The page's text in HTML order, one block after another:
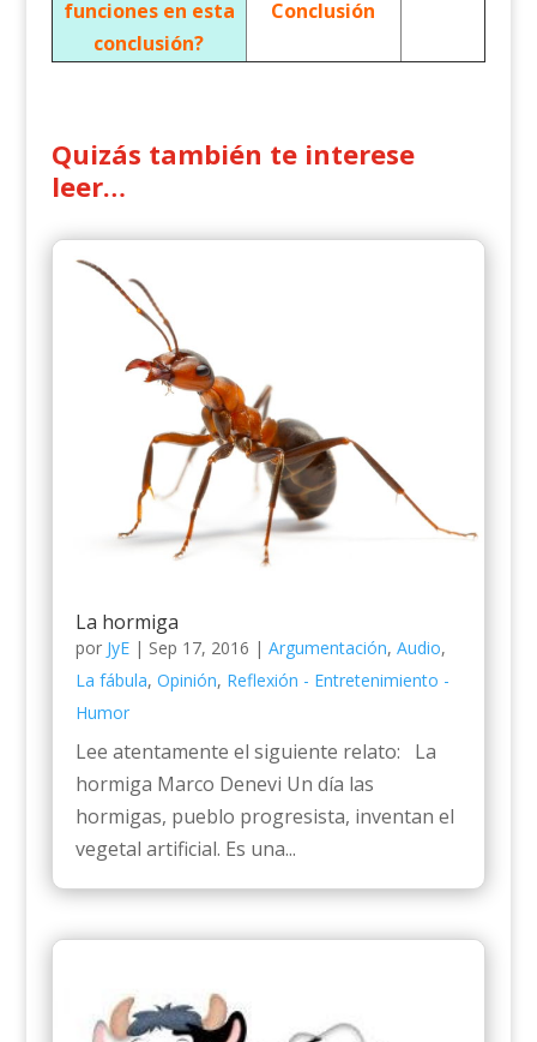
funciones en esta
conclusión?
Conclusión
Quizás también te interese
leer…
La hormiga
por JyE| Sep 17, 2016 | Argumentación, Audio,
La fábula, Opinión, Reflexión - Entretenimiento -
Humor
Lee atentamente el siguiente relato: La
hormiga Marco Denevi Un día las
hormigas, pueblo progresista, inventan el
vegetal artificial. Es una...